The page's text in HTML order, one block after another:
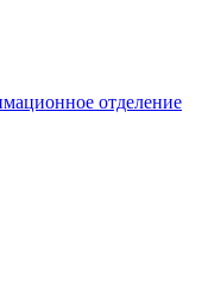
отделение